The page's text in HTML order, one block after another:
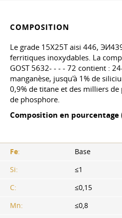
COMPOSITION
Le grade 15X25T aisi 446,
ferritiques inoxydables. La
GOST 5632- - - - 72 contient :
manganèse, jusqu'à 1% de
0,9% de titane et des milliers
de phosphore.
Composition en pourcentage
Fe:
Base
Si:
≤1
C:
≤0,15
Mn:
≤0,8